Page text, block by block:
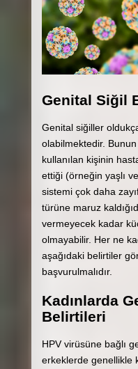
Genital Siğil
Genital siğiller
olabilmektedir.
kullanılan kişinin
ettiği (örneğin yaşlı
sistemi çok daha
türüne maruz
vermeyecek kadar
olmayabilir. Her ne
aşağıdaki belirtiler
başvurulmalıdır.
Kadınlarda
Belirtileri
HPV virüsüne bağlı
erkeklerde genellikle